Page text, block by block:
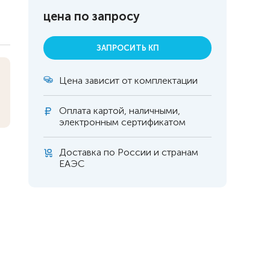
цена по запросу
ЗАПРОСИТЬ КП
Цена зависит от комплектации
Оплата картой, наличными,
электронным сертификатом
Доставка по России и странам
ЕАЭС